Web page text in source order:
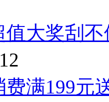
值大奖刮
满199元